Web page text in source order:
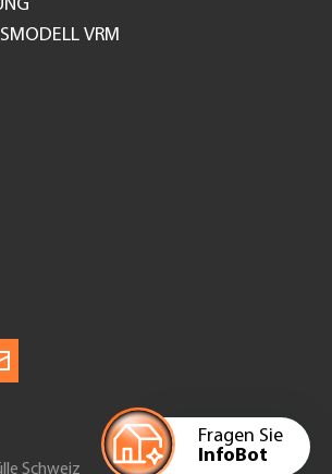
Fragen Sie
InfoBot
VRM
Schweiz